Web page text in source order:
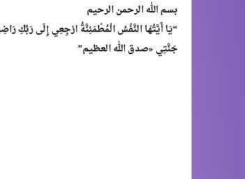
بسم الله الرحمن الرحيم
“يَا أَيَّتُهَا النَّفْسُ الْمُطْمَئِنَّةُ ارْجِعِي إِلَى رَبِّكِ
جَنَّتِي «صدق الله العظيم”